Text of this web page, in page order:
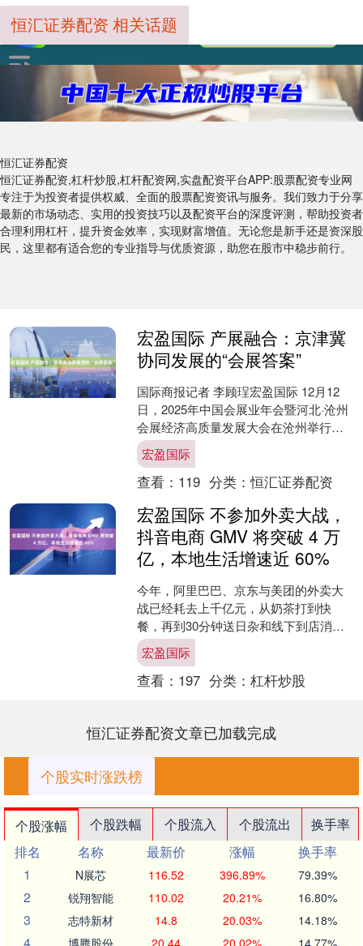
恒汇证券配资
恒汇证券配资,杠杆炒股,杠杆配资网,实盘配资平台APP:股票配资专业网
专注于为投资者提供权威、全面的股票配资资讯与服务。我们致力于分享
最新的市场动态、实用的投资技巧以及配资平台的深度评测，帮助投资者
合理利用杠杆，提升资金效率，实现财富增值。无论您是新手还是资深股
民，这里都有适合您的专业指导与优质资源，助您在股市中稳步前行。
恒汇证券配资 相关话题
宏盈国际 产展融合：京津冀
协同发展的“会展答案”
国际商报记者 李顾珵宏盈国际 12月12
日，2025年中国会展业年会暨河北·沧州
会展经济高质量发展大会在沧州举行。
大会围绕“产展融合赋能，冀起消费新
篇”主题，共....
宏盈国际
查看： 119 分类：恒汇证券配资
宏盈国际 不参加外卖大战，
抖音电商 GMV 将突破 4 万
亿，本地生活增速近 60%
今年，阿里巴巴、京东与美团的外卖大
战已经耗去上千亿元，从奶茶打到快
餐，再到30分钟送日杂和线下到店消
费。阿里在8月冲刺茶饮，外卖单量一度
超过了美团。 抖音也有外....
宏盈国际
查看： 197 分类： 杠杆炒股
恒汇证券配资文章已加载完成
个股实时涨跌榜
个股涨幅 个股跌幅 个股流入 个股流出
换手率
排名
名称 最新价 涨幅
换手率
1
N展芯 116.52 396.89% 79.39%
2 锐翔智能 110.02 20.21% 16.80%
3 志特新材 14.8 20.03% 14.18%
4 博腾股份 20.44 20.02% 14.77%